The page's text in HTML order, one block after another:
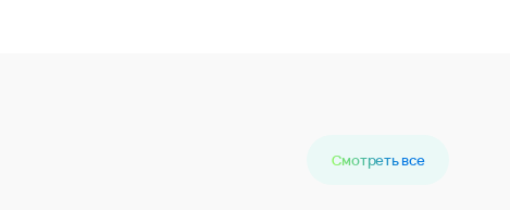
Смотреть все